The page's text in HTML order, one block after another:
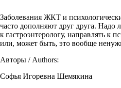
Заболевания ЖКТ и
часто дополняют друг друга. Надо
к гастроэнтерологу, направлять к
или, может быть, это вообще
Авторы / Authors:
Софья Игоревна Шемякина